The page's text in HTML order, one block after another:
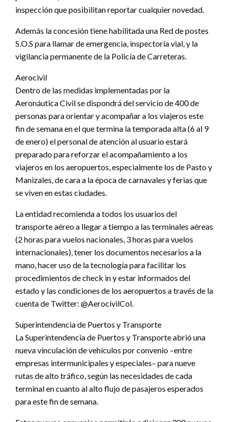
inspección que posibilitan reportar cualquier novedad.
Además la concesión tiene habilitada una Red de postes
S.O.S para llamar de emergencia, inspectoría vial, y la
vigilancia permanente de la Policía de Carreteras.
Aerocivil
Dentro de las medidas implementadas por la
Aeronáutica Civil se dispondrá del servicio de 400 de
personas para orientar y acompañar a los viajeros este
fin de semana en el que termina la temporada alta (6 al 9
de enero) el personal de atención al usuario estará
preparado para reforzar el acompañamiento a los
viajeros en los aeropuertos, especialmente los de Pasto y
Manizales, de cara a la época de carnavales y ferias que
se viven en estas ciudades.
La entidad recomienda a todos los usuarios del
transporte aéreo a llegar a tiempo a las terminales aéreas
(2 horas para vuelos nacionales, 3 horas para vuelos
internacionales), tener los documentos necesarios a la
mano, hacer uso de la tecnología para facilitar los
procedimientos de check in y estar informados del
estado y las condiciones de los aeropuertos a través de la
cuenta de Twitter: @AerocivilCol.
Superintendencia de Puertos y Transporte
La Superintendencia de Puertos y Transporte abrió una
nueva vinculación de vehículos por convenio –entre
empresas intermunicipales y especiales– para nueve
rutas de alto tráfico, según las necesidades de cada
terminal en cuanto al alto flujo de pasajeros esperados
para este fin de semana.